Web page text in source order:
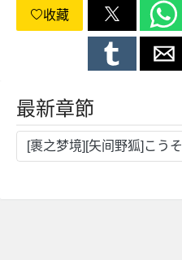
收藏
最新章節
[裹之梦境][矢间野狐]こうそ